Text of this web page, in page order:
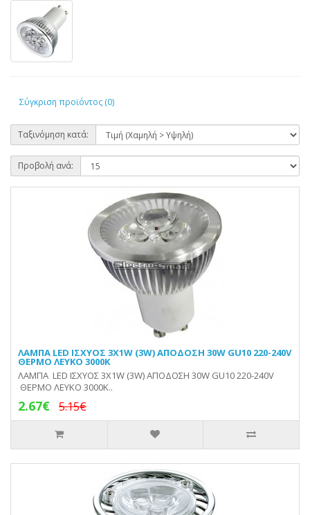
Σύγκριση προϊόντος (0)
Ταξινόμηση κατά:
Προβολή ανά:
ΛΑΜΠΑ LED ΙΣΧΥΟΣ 3X1W (3W) ΑΠΟΔΟΣΗ 30W GU10 220-240V
ΘΕΡΜΟ ΛΕΥΚΟ 3000Κ
ΛΑΜΠΑ LED ΙΣΧΥΟΣ 3X1W (3W) ΑΠΟΔΟΣΗ 30W GU10 220-240V
ΘΕΡΜΟ ΛΕΥΚΟ 3000Κ..
2.67€ 5.15€